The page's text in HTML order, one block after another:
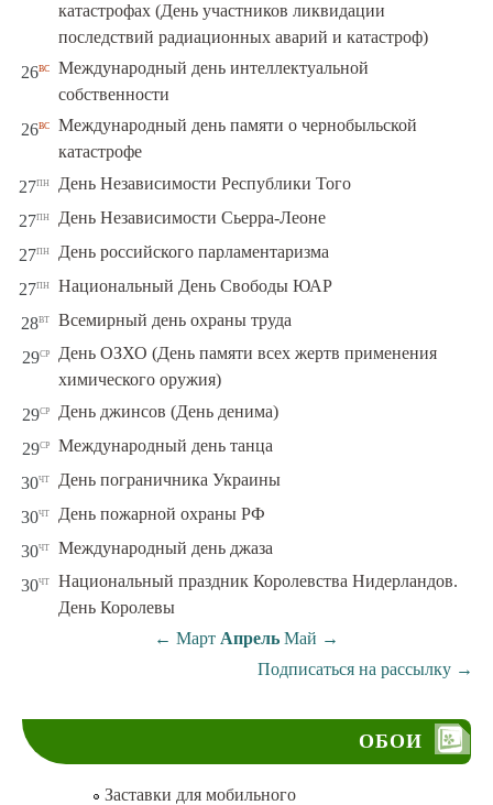
катастрофах (День участников ликвидации
последствий радиационных аварий и катастроф)
26вс Международный день интеллектуальной
собственности
26вс Международный день памяти о чернобыльской
катастрофе
27пн День Независимости Республики Того
27пн День Независимости Сьерра-Леоне
27пн День российского парламентаризма
27пн Национальный День Свободы ЮАР
28вт Всемирный день охраны труда
29ср
День ОЗХО (День памяти всех жертв применения
химического оружия)
29ср День джинсов (День денима)
29ср Международный день танца
30чт День пограничника Украины
30чт День пожарной охраны РФ
30чт Международный день джаза
30чт Национальный праздник Королевства Нидерландов.
День Королевы
← Март Апрель Май →
Подписаться на рассылку →
ОБОИ
Заставки для мобильного